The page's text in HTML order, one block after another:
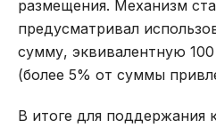
размещения. Механизм
предусматривал
сумму, эквивалентную
(более 5% от суммы
В итоге для поддержания